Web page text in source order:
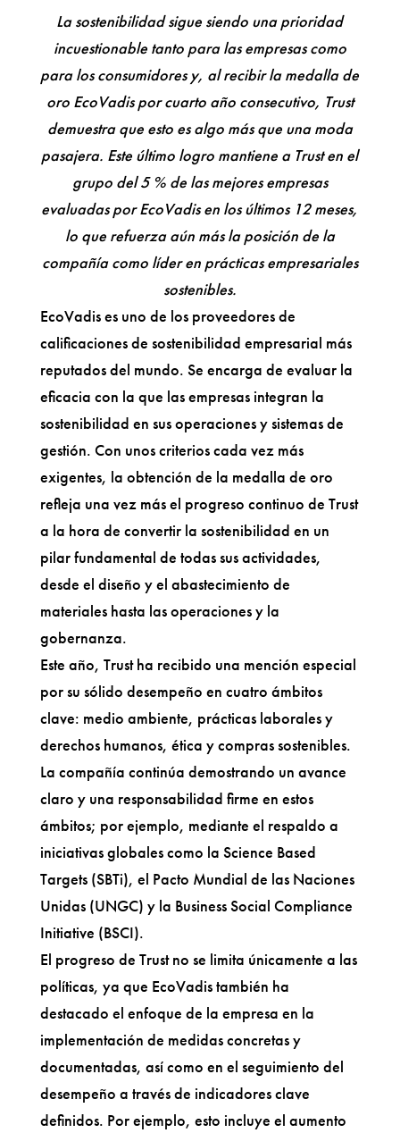
La sostenibilidad sigue siendo una prioridad
incuestionable tanto para las empresas como
para los consumidores y, al recibir la medalla de
oro EcoVadis por cuarto año consecutivo, Trust
demuestra que esto es algo más que una moda
pasajera. Este último logro mantiene a Trust en el
grupo del 5 % de las mejores empresas
evaluadas por EcoVadis en los últimos 12 meses,
lo que refuerza aún más la posición de la
compañía como líder en prácticas empresariales
sostenibles.
EcoVadis es uno de los proveedores de
calificaciones de sostenibilidad empresarial más
reputados del mundo. Se encarga de evaluar la
eficacia con la que las empresas integran la
sostenibilidad en sus operaciones y sistemas de
gestión. Con unos criterios cada vez más
exigentes, la obtención de la medalla de oro
refleja una vez más el progreso continuo de Trust
a la hora de convertir la sostenibilidad en un
pilar fundamental de todas sus actividades,
desde el diseño y el abastecimiento de
materiales hasta las operaciones y la
gobernanza.
Este año, Trust ha recibido una mención especial
por su sólido desempeño en cuatro ámbitos
clave: medio ambiente, prácticas laborales y
derechos humanos, ética y compras sostenibles.
La compañía continúa demostrando un avance
claro y una responsabilidad firme en estos
ámbitos; por ejemplo, mediante el respaldo a
iniciativas globales como la Science Based
Targets (SBTi), el Pacto Mundial de las Naciones
Unidas (UNGC) y la Business Social Compliance
Initiative (BSCI).
El progreso de Trust no se limita únicamente a las
políticas, ya que EcoVadis también ha
destacado el enfoque de la empresa en la
implementación de medidas concretas y
documentadas, así como en el seguimiento del
desempeño a través de indicadores clave
definidos. Por ejemplo, esto incluye el aumento